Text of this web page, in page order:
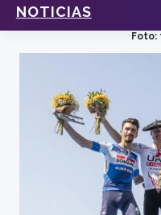
NOTICIAS
Marc Hirschi (centro),
Van Eetvelt
Foto: